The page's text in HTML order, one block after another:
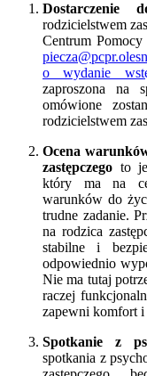
Dostarczenie
rodzicielstwem
Centrum
o wydanie
zaproszona na
omówione
rodzicielstwem
Ocena
zastępczego to
który ma na
warunków do
trudne zadanie.
na rodzica
stabilne i
odpowiednio
Nie ma tutaj
raczej
zapewni komfort i
Spotkanie z
spotkania z